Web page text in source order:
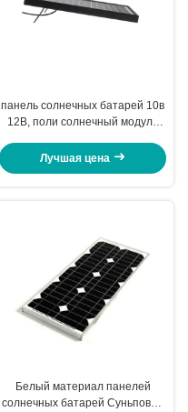
панель солнечных батарей 10в
12В, поли солнечный модуль
рамкой
Лучшая цена
Белый материал панелей
солнечных батарей Суньповер